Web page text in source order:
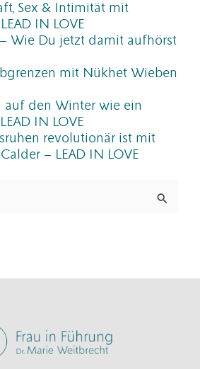
Sex & Intimität mit
IN LOVE
Wie Du jetzt damit aufhörst
mit Nükhet Wieben
auf den Winter wie ein
IN LOVE
revolutionär ist mit
– LEAD IN LOVE